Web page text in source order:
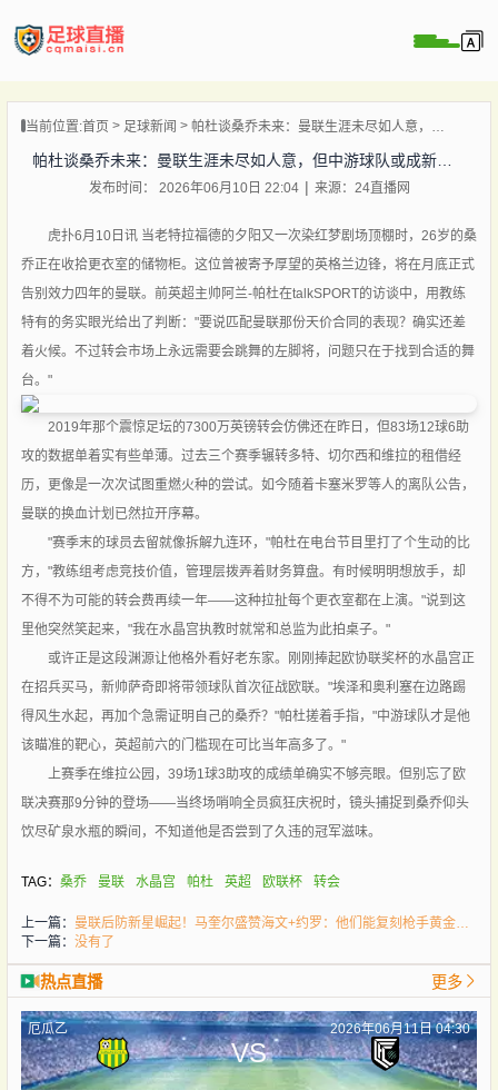
播
播
当前位置:首页 足球新闻 帕杜谈桑乔未来：曼联生涯未尽如人意，但中游球队或成新起点
帕杜谈桑乔未来：曼联生涯未尽如人意，但中游球队或成新起点
发布时间： 2026年06月10日 22:04 来源：24直播网
虎扑6月10日讯 当老特拉福德的夕阳又一次染红梦剧场顶棚时，26岁的桑
乔正在收拾更衣室的储物柜。这位曾被寄予厚望的英格兰边锋，将在月底正式
告别效力四年的曼联。前英超主帅阿兰-帕杜在talkSPORT的访谈中，用教练
特有的务实眼光给出了判断："要说匹配曼联那份天价合同的表现？确实还差
着火候。不过转会市场上永远需要会跳舞的左脚将，问题只在于找到合适的舞
台。"
2019年那个震惊足坛的7300万英镑转会仿佛还在昨日，但83场12球6助
攻的数据单着实有些单薄。过去三个赛季辗转多特、切尔西和维拉的租借经
历，更像是一次次试图重燃火种的尝试。如今随着卡塞米罗等人的离队公告，
曼联的换血计划已然拉开序幕。
"赛季末的球员去留就像拆解九连环，"帕杜在电台节目里打了个生动的比
方，"教练组考虑竞技价值，管理层拨弄着财务算盘。有时候明明想放手，却
不得不为可能的转会费再续一年——这种拉扯每个更衣室都在上演。"说到这
里他突然笑起来，"我在水晶宫执教时就常和总监为此拍桌子。"
或许正是这段渊源让他格外看好老东家。刚刚捧起欧协联奖杯的水晶宫正
在招兵买马，新帅萨奇即将带领球队首次征战欧联。"埃泽和奥利塞在边路踢
得风生水起，再加个急需证明自己的桑乔？"帕杜搓着手指，"中游球队才是他
该瞄准的靶心，英超前六的门槛现在可比当年高多了。"
上赛季在维拉公园，39场1球3助攻的成绩单确实不够亮眼。但别忘了欧
联决赛那9分钟的登场——当终场哨响全员疯狂庆祝时，镜头捕捉到桑乔仰头
饮尽矿泉水瓶的瞬间，不知道他是否尝到了久违的冠军滋味。
TAG： 桑乔 曼联 水晶宫 帕杜 英超 欧联杯 转会
上一篇：
曼联后防新星崛起！马奎尔盛赞海文+约罗：他们能复刻枪手黄金组合
下一篇： 没有了
热点直播 更多
厄瓜乙 2026年06月11日 04:30
VS